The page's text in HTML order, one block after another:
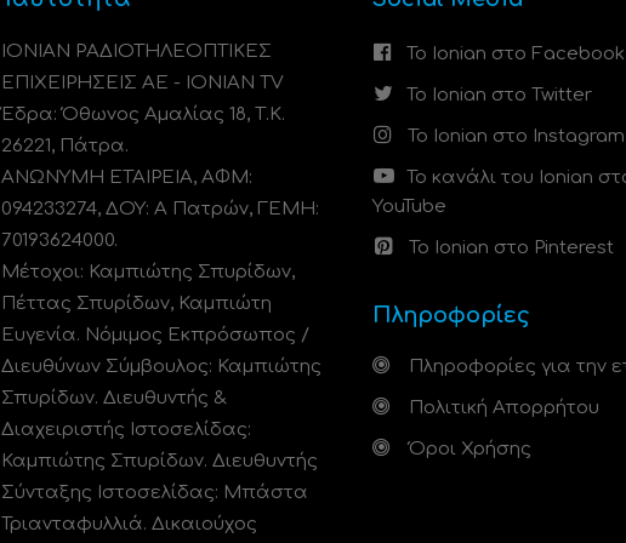
ΙΟΝΙΑΝ ΡΑΔΙΟΤΗΛΕΟΠΤΙΚΕΣ
ΕΠΙΧΕΙΡΗΣΕΙΣ ΑΕ - IONIAN TV
Έδρα: Όθωνος Αμαλίας 18, Τ.Κ.
26221, Πάτρα.
ΑΝΩΝΥΜΗ ΕΤΑΙΡΕΙΑ, ΑΦΜ:
094233274, ΔΟΥ: A Πατρών, ΓΕΜΗ:
70193624000.
Μέτοχοι: Καμπιώτης Σπυρίδων,
Πέττας Σπυρίδων, Καμπιώτη
Ευγενία. Νόμιμος Εκπρόσωπος /
Διευθύνων Σύμβουλος: Καμπιώτης
Σπυρίδων. Διευθυντής &
Διαχειριστής Ιστοσελίδας:
Καμπιώτης Σπυρίδων. Διευθυντής
Σύνταξης Ιστοσελίδας: Μπάστα
Τριανταφυλλιά. Δικαιούχος
Το Ionian στο Facebook
Το Ionian στο Twitter
Το Ionian στο Instagram
Το κανάλι του Ionian
YouTube
Το Ionian στο Pinterest
Πληροφορίες
Πληροφορίες για την
Πολιτική Απορρήτου
Όροι Χρήσης